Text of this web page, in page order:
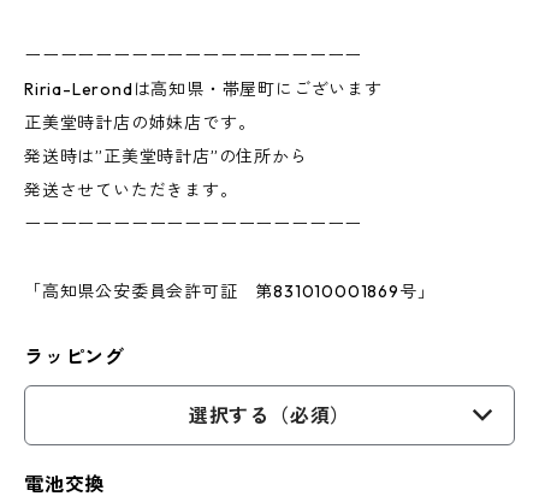
ーーーーーーーーーーーーーーーーーーー
Riria-Lerondは高知県・帯屋町にございます
正美堂時計店の姉妹店です。
発送時は”正美堂時計店”の住所から
発送させていただきます。
ーーーーーーーーーーーーーーーーーーー
「高知県公安委員会許可証 第831010001869号」
ラッピング
選択する（必須）
電池交換